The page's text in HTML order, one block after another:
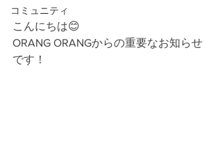
コミュニティ
こんにちは😊
ORANG ORANGからの重要なお知らせ
です！